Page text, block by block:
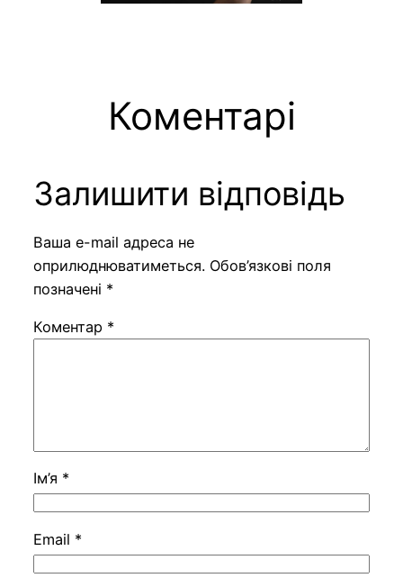
Коментарі
Залишити відповідь
Ваша e-mail адреса не
оприлюднюватиметься. Обов’язкові поля
позначені *
Коментар *
Ім’я *
Email *